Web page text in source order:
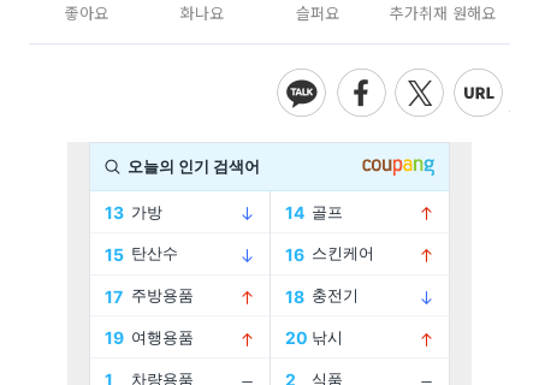
좋아요 화나요 슬퍼요 추가취재 원해요